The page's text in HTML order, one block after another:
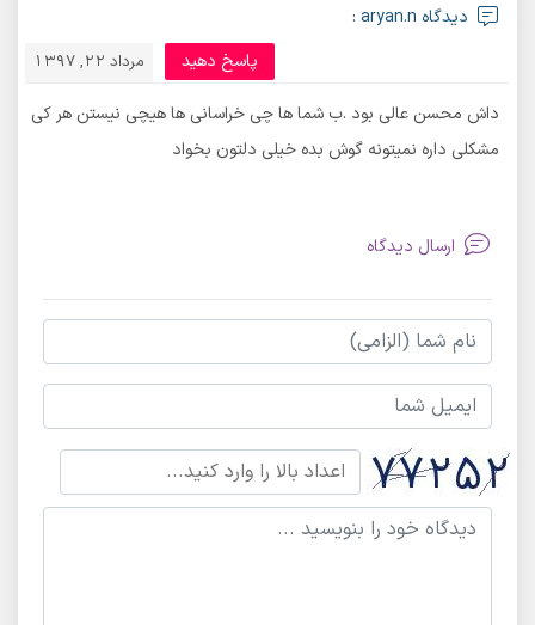
دیدگاه aryan.n :
مرداد 22, 1397 پاسخ دهید
داش محسن عالی بود .ب شما ها چی خراسانی ها هیچی نیستن هر کی
مشکلی داره نمیتونه گوش بده خیلی دلتون بخواد
ارسال دیدگاه